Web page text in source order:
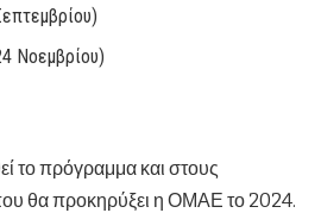
Νοεμβρίου)
το πρόγραμμα και στους
θα προκηρύξει η ΟΜΑΕ το 2024.